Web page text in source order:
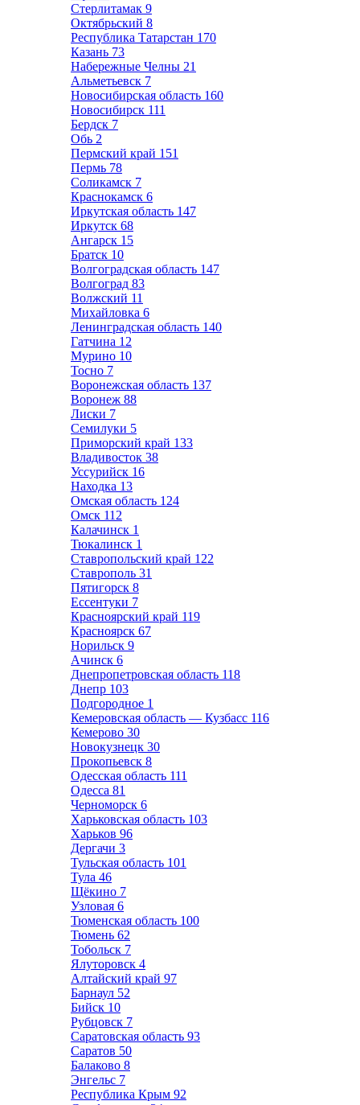
Стерлитамак 9
Октябрьский 8
Республика Татарстан 170
Казань 73
Набережные Челны 21
Альметьевск 7
Новосибирская область 160
Новосибирск 111
Бердск 7
Обь 2
Пермский край 151
Пермь 78
Соликамск 7
Краснокамск 6
Иркутская область 147
Иркутск 68
Ангарск 15
Братск 10
Волгоградская область 147
Волгоград 83
Волжский 11
Михайловка 6
Ленинградская область 140
Гатчина 12
Мурино 10
Тосно 7
Воронежская область 137
Воронеж 88
Лиски 7
Семилуки 5
Приморский край 133
Владивосток 38
Уссурийск 16
Находка 13
Омская область 124
Омск 112
Калачинск 1
Тюкалинск 1
Ставропольский край 122
Ставрополь 31
Пятигорск 8
Ессентуки 7
Красноярский край 119
Красноярск 67
Норильск 9
Ачинск 6
Днепропетровская область 118
Днепр 103
Подгородное 1
Кемеровская область — Кузбасс 116
Кемерово 30
Новокузнецк 30
Прокопьевск 8
Одесская область 111
Одесса 81
Черноморск 6
Харьковская область 103
Харьков 96
Дергачи 3
Тульская область 101
Тула 46
Щёкино 7
Узловая 6
Тюменская область 100
Тюмень 62
Тобольск 7
Ялуторовск 4
Алтайский край 97
Барнаул 52
Бийск 10
Рубцовск 7
Саратовская область 93
Саратов 50
Балаково 8
Энгельс 7
Республика Крым 92